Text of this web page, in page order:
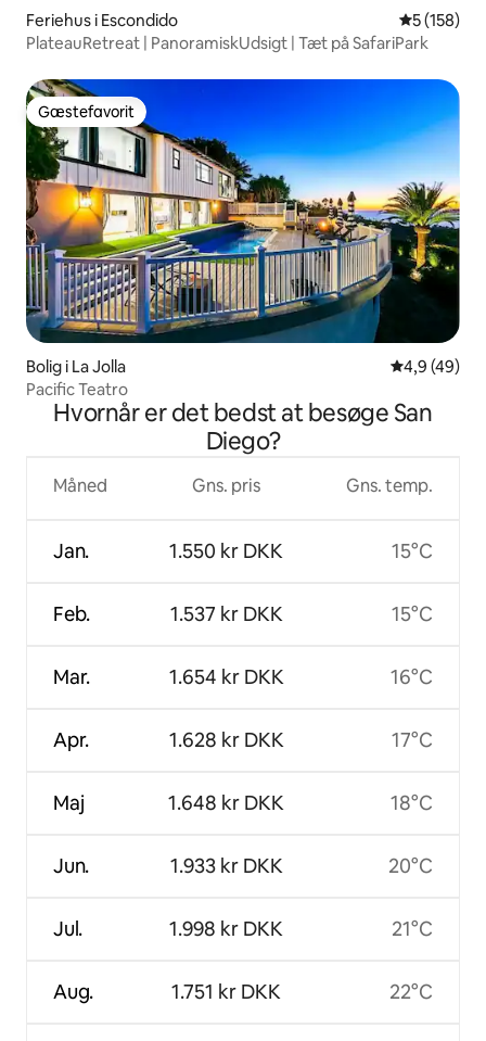
Feriehus i Escondido 5 ud af 5 i
5 (158)
PlateauRetreat | PanoramiskUdsigt | Tæt på SafariPark
Gæstefavorit
Gæstefavorit
Bolig i La Jolla 4,9 ud af 5 i
4,9 (49)
Pacific Teatro
Hvornår er det bedst at besøge San
Diego?
Måned
Jan.
Feb.
Mar.
Apr.
Maj
Jun.
Jul.
Aug.
Gns. pris
1.550 kr DKK
1.537 kr DKK
1.654 kr DKK
1.628 kr DKK
1.648 kr DKK
1.933 kr DKK
1.998 kr DKK
1.751 kr DKK
Gns. temp.
15°C
15°C
16°C
17°C
18°C
20°C
21°C
22°C